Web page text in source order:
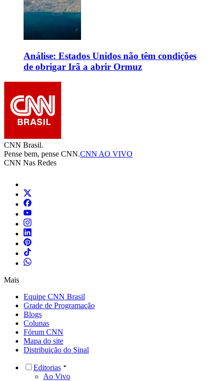
Análise: Estados Unidos não têm condições
de obrigar Irã a abrir Ormuz
CNN Brasil.
Pense bem, pense CNN.CNN AO VIVO
CNN Nas Redes
Mais
Equipe CNN Brasil
Grade de Programação
Blogs
Colunas
Fórum CNN
Mapa do site
Distribuição do Sinal
Editorias
Ao Vivo